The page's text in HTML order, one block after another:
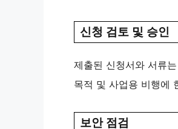
신청 검토 및 승인
제출된 신청서와 서류
목적 및 사업용 비행에
보안 점검